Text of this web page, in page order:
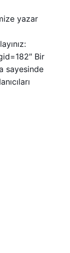
yazar
Bir
sayesinde